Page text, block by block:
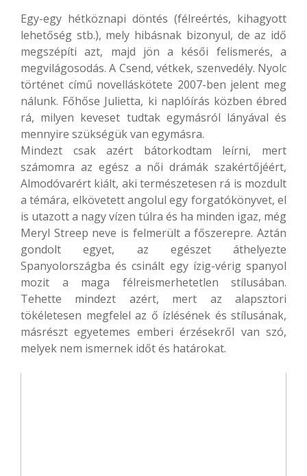
Egy-egy hétköznapi döntés (félreértés, kihagyott
lehetőség stb.), mely hibásnak bizonyul, de az idő
megszépíti azt, majd jön a késői felismerés, a
megvilágosodás. A Csend, vétkek, szenvedély. Nyolc
történet című novelláskötete 2007-ben jelent meg
nálunk. Főhőse Julietta, ki naplóírás közben ébred
rá, milyen keveset tudtak egymásról lányával és
mennyire szükségük van egymásra.
Mindezt csak azért bátorkodtam leírni, mert
számomra az egész a női drámák szakértőjéért,
Almodóvarért kiált, aki természetesen rá is mozdult
a témára, elkövetett angolul egy forgatókönyvet, el
is utazott a nagy vízen túlra és ha minden igaz, még
Meryl Streep neve is felmerült a főszerepre. Aztán
gondolt egyet, az egészet áthelyezte
Spanyolországba és csinált egy ízig-vérig spanyol
mozit a maga félreismerhetetlen stílusában.
Tehette mindezt azért, mert az alapsztori
tökéletesen megfelel az ő ízlésének és stílusának,
másrészt egyetemes emberi érzésekről van szó,
melyek nem ismernek időt és határokat.